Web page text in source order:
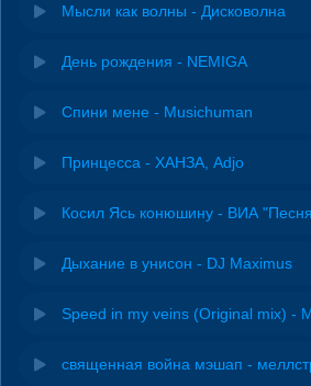
Мысли как волны - Дисковолна
День рождения - NEMIGA
Спини мене - Musichuman
Принцесса - ХАНЗА, Adjo
Косил Ясь конюшину - ВИА
Дыхание в унисон - DJ Maximus
Speed in my veins (Original mix) -
священная война мэшап -